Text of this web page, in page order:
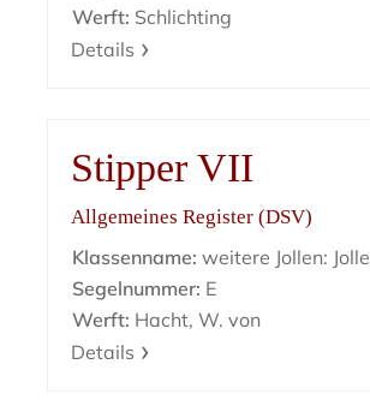
Werft: Schlichting
Details
Stipper VII
Allgemeines Register (DSV)
Klassenname: weitere Jollen: Jolle
Segelnummer: E
Werft: Hacht, W. von
Details